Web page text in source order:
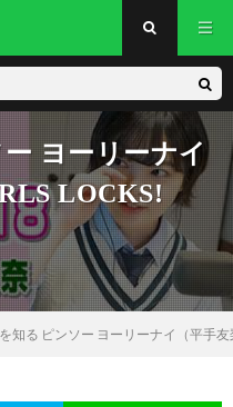
ヨーリーナイ
LOCKS!
知る ピンソー ヨーリーナイ（平手友